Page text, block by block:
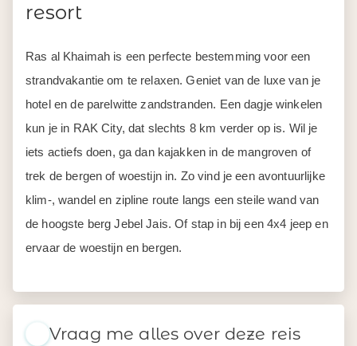
resort
Ras al Khaimah is een perfecte bestemming voor een
strandvakantie om te relaxen. Geniet van de luxe van je
hotel en de parelwitte zandstranden. Een dagje winkelen
kun je in RAK City, dat slechts 8 km verder op is. Wil je
iets actiefs doen, ga dan kajakken in de mangroven of
trek de bergen of woestijn in. Zo vind je een avontuurlijke
klim-, wandel en zipline route langs een steile wand van
de hoogste berg Jebel Jais. Of stap in bij een 4x4 jeep en
ervaar de woestijn en bergen.
Vraag me alles over deze reis